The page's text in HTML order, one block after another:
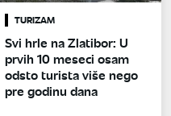
TURIZAM
Svi hrle na Zlatibor: U
prvih 10 meseci osam
odsto turista više nego
pre godinu dana